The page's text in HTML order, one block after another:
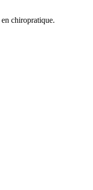
chiropratique.